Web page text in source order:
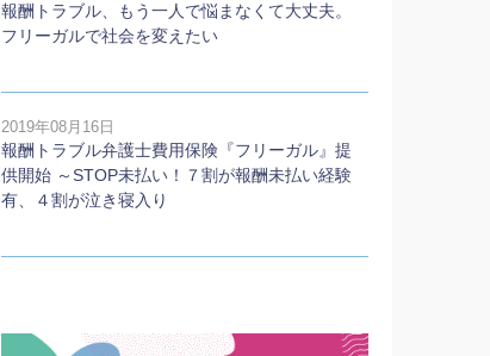
報酬トラブル、もう一人で悩まなくて大丈夫。
フリーガルで社会を変えたい
2019年08月16日
報酬トラブル弁護士費用保険『フリーガル』提
供開始 ～STOP未払い！７割が報酬未払い経験
有、４割が泣き寝入り